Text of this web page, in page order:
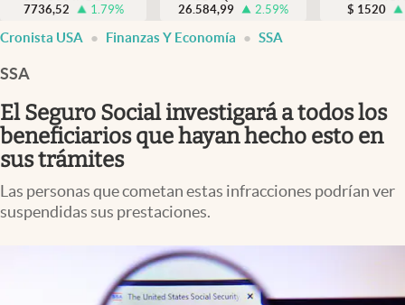
México
Espiritual
Streaming
PC y mobile
7736,52
1.79%
26.584,99
2.59%
$ 1520
Cronista USA Finanzas Y Economía SSA
SSA
El Seguro Social investigará a todos los
beneficiarios que hayan hecho esto en
sus trámites
Las personas que cometan estas infracciones podrían ver
suspendidas sus prestaciones.